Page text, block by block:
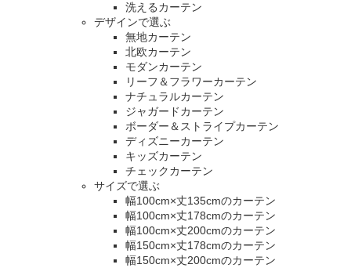
洗えるカーテン
デザインで選ぶ
無地カーテン
北欧カーテン
モダンカーテン
リーフ＆フラワーカーテン
ナチュラルカーテン
ジャガードカーテン
ボーダー＆ストライプカーテン
ディズニーカーテン
キッズカーテン
チェックカーテン
サイズで選ぶ
幅100cm×丈135cmのカーテン
幅100cm×丈178cmのカーテン
幅100cm×丈200cmのカーテン
幅150cm×丈178cmのカーテン
幅150cm×丈200cmのカーテン